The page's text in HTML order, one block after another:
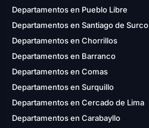
Departamentos en Pueblo Libre
Departamentos en Santiago de Surco
Departamentos en Chorrillos
Departamentos en Barranco
Departamentos en Comas
Departamentos en Surquillo
Departamentos en Cercado de Lima
Departamentos en Carabayllo